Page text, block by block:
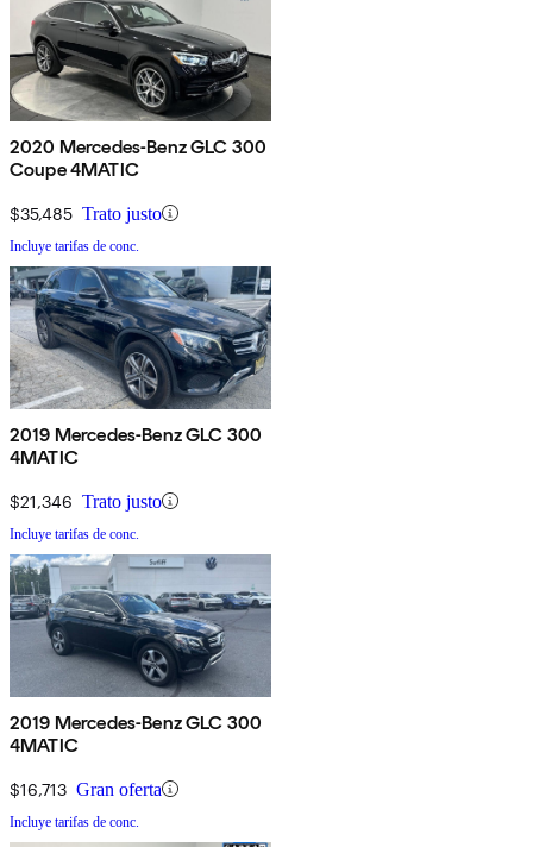
2020 Mercedes-Benz GLC 300
Coupe 4MATIC
$35,485 Trato justo
Incluye tarifas de conc.
2019 Mercedes-Benz GLC 300
4MATIC
$21,346 Trato justo
Incluye tarifas de conc.
2019 Mercedes-Benz GLC 300
4MATIC
$16,713 Gran oferta
Incluye tarifas de conc.